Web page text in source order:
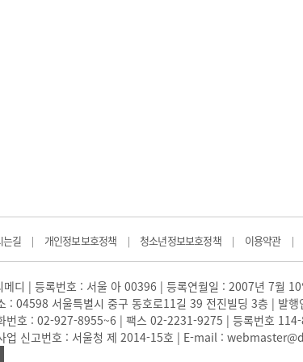
는길 | 개인정보보호정책 | 청소년정보보호정책 | 이용약관 |
메디 | 등록번호 : 서울 아 00396 | 등록연월일 : 2007년 7월
: 04598 서울특별시 중구 동호로11길 39 전진빌딩 3층 | 발
번호 : 02-927-8955~6 | 팩스 02-2231-9275 | 등록번호
업 신고번호 : 서울청 제 2014-15호 | E-mail :